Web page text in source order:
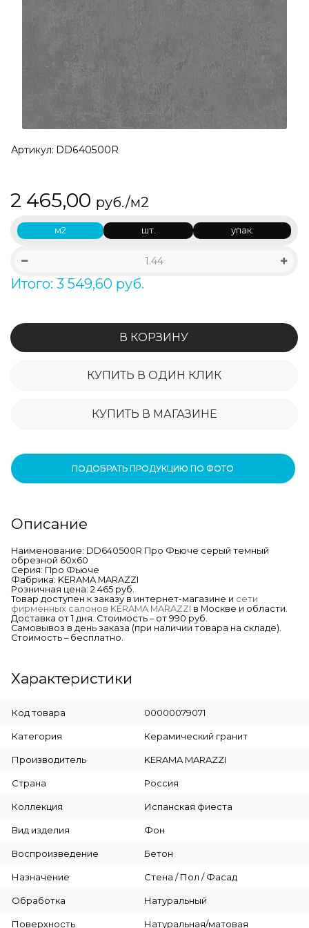
Артикул: DD640500R
2 465,00 руб./м2
м2 шт. упак.
Итого: 3 549,60 руб.
В КОРЗИНУ
КУПИТЬ В ОДИН КЛИК
КУПИТЬ В МАГАЗИНЕ
ПОДОБРАТЬ ПРОДУКЦИЮ ПО ФОТО
Описание
Наименование: DD640500R Про Фьюче серый темный
обрезной 60х60
Серия: Про Фьюче
Фабрика: KERAMA MARAZZI
Розничная цена: 2 465 руб.
Товар доступен к заказу в интернет-магазине и сети
фирменных салонов KERAMA MARAZZI в Москве и области.
Доставка от 1 дня. Стоимость – от 990 руб.
Самовывоз в день заказа (при наличии товара на складе).
Стоимость – бесплатно.
Характеристики
Код товара 00000079071
Категория Керамический гранит
Производитель KERAMA MARAZZI
Страна Россия
Коллекция Испанская фиеста
Вид изделия Фон
Воспроизведение Бетон
Назначение Стена / Пол / Фасад
Обработка Натуральный
Поверхность Натуральная/матовая